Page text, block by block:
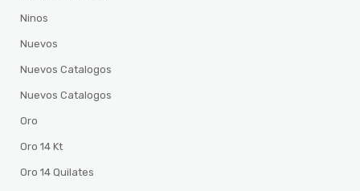
Ninos
Nuevos
Nuevos Catalogos
Nuevos Catalogos
Oro
Oro 14 Kt
Oro 14 Quilates